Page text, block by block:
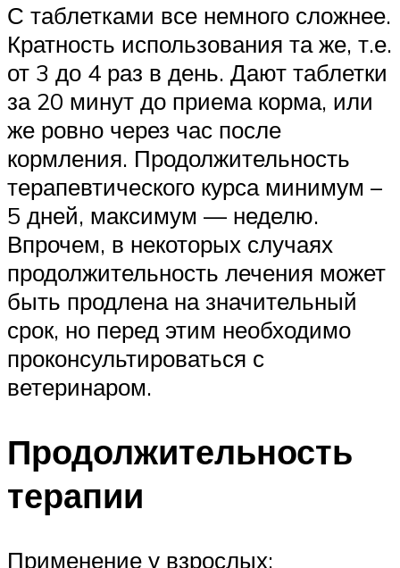
С таблетками все немного сложнее.
Кратность использования та же, т.е.
от 3 до 4 раз в день. Дают таблетки
за 20 минут до приема корма, или
же ровно через час после
кормления. Продолжительность
терапевтического курса минимум –
5 дней, максимум — неделю.
Впрочем, в некоторых случаях
продолжительность лечения может
быть продлена на значительный
срок, но перед этим необходимо
проконсультироваться с
ветеринаром.
Продолжительность
терапии
Применение у взрослых: